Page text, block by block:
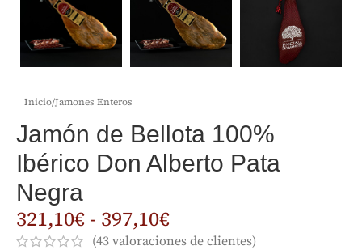
Inicio/Jamones Enteros
Jamón de Bellota 100%
Ibérico Don Alberto Pata
Negra
321,10€ - 397,10€
(43 valoraciones de clientes)